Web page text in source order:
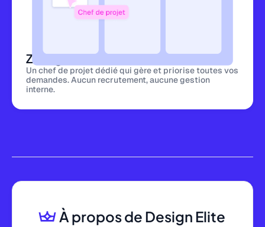
Zéro gestion interne
Un chef de projet dédié qui gère et priorise toutes vos
demandes. Aucun recrutement, aucune gestion
interne.
À propos de Design Elite